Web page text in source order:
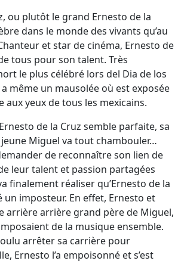
ou plutôt le grand Ernesto de la
dans le monde des vivants qu’au
et star de cinéma, Ernesto de
tous pour son talent. Très
le plus célébré lors del Dia de los
même un mausolée où est exposée
aux yeux de tous les mexicains.
de la Cruz semble parfaite, sa
Miguel va tout chambouler…
de reconnaître son lien de
leur talent et passion partagées
finalement réaliser qu’Ernesto de la
un imposteur. En effet, Ernesto et
arrière arrière grand père de Miguel,
de la musique ensemble.
arrêter sa carrière pour
Ernesto l’a empoisonné et s’est